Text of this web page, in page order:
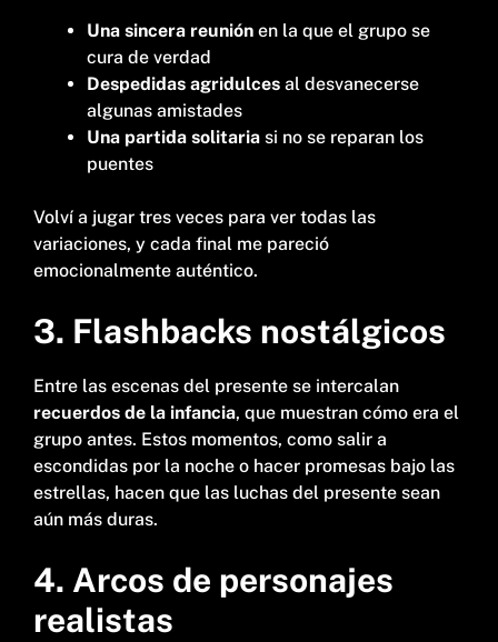
Una sincera reunión en la que el grupo se
cura de verdad
Despedidas agridulces al desvanecerse
algunas amistades
Una partida solitaria si no se reparan los
puentes
Volví a jugar tres veces para ver todas las
variaciones, y cada final me pareció
emocionalmente auténtico.
3. Flashbacks nostálgicos
Entre las escenas del presente se intercalan
recuerdos de la infancia, que muestran cómo era el
grupo antes. Estos momentos, como salir a
escondidas por la noche o hacer promesas bajo las
estrellas, hacen que las luchas del presente sean
aún más duras.
4. Arcos de personajes
realistas